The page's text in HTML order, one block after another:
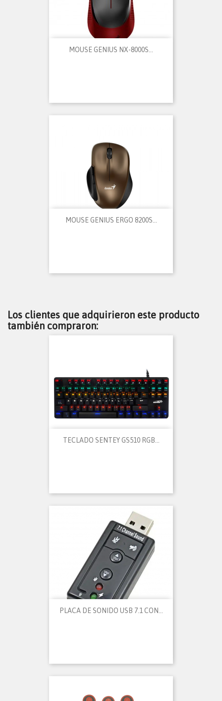
MOUSE GENIUS NX-8000S...
MOUSE GENIUS ERGO 8200S...
Los clientes que adquirieron este producto
también compraron:
TECLADO SENTEY GS510 RGB...
PLACA DE SONIDO USB 7.1 CON...